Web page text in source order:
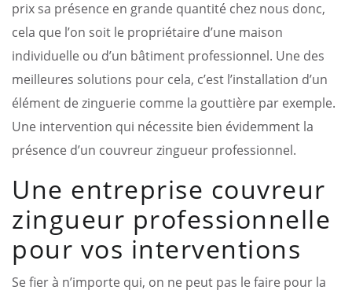
prix sa présence en grande quantité chez nous donc,
cela que l’on soit le propriétaire d’une maison
individuelle ou d’un bâtiment professionnel. Une des
meilleures solutions pour cela, c’est l’installation d’un
élément de zinguerie comme la gouttière par exemple.
Une intervention qui nécessite bien évidemment la
présence d’un couvreur zingueur professionnel.
Une entreprise couvreur
zingueur professionnelle
pour vos interventions
Se fier à n’importe qui, on ne peut pas le faire pour la